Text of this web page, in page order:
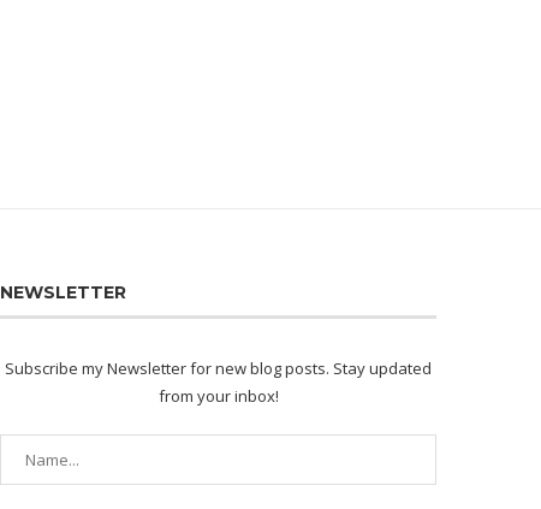
NEWSLETTER
Subscribe my Newsletter for new blog posts. Stay updated
from your inbox!